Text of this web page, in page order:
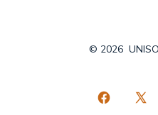
Facebook
X
© 2026